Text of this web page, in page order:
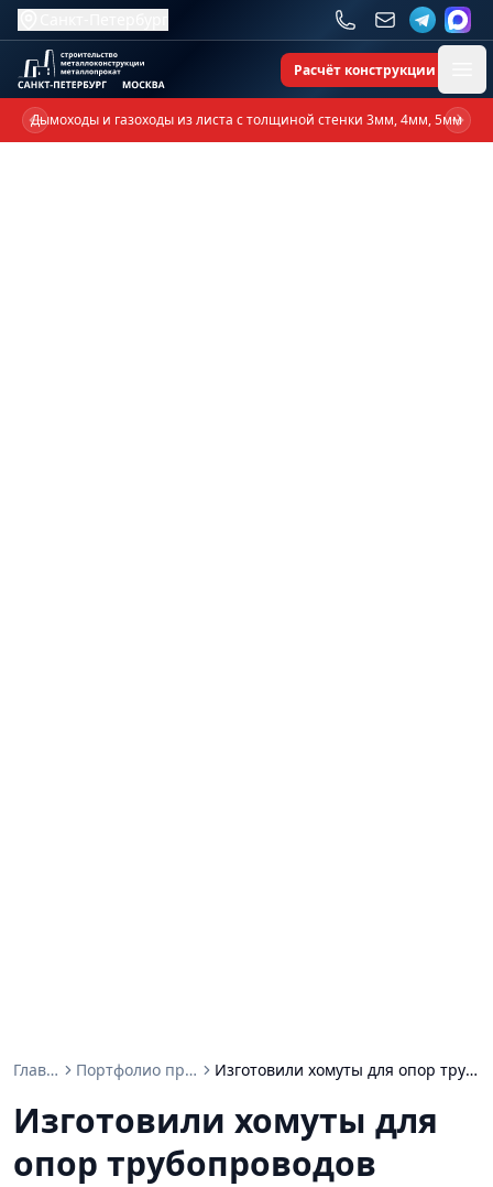
Расчёт конструкции
Дымоходы и газоходы из листа с толщиной стенки 3мм, 4мм, 5мм
Previous slide
Главная Портфолио проектов Изготовили хомуты для опор трубопроводов
Изготовили хомуты для
опор трубопроводов